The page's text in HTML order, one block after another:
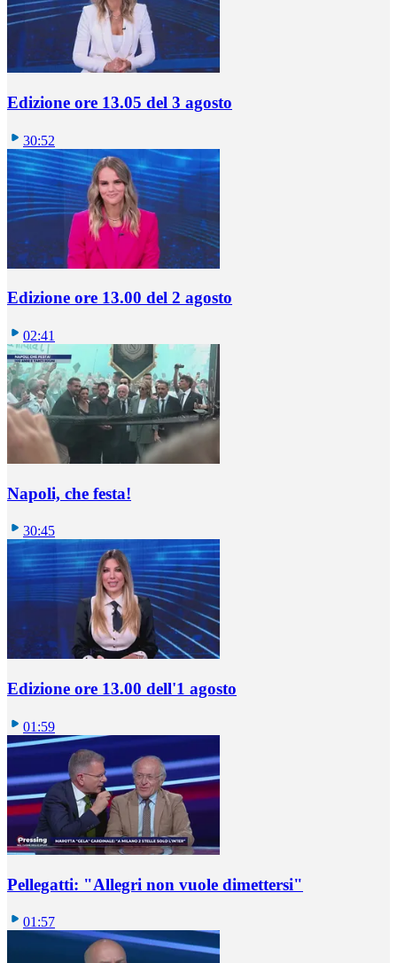
Edizione ore 13.05 del 3 agosto
30:52
Edizione ore 13.00 del 2 agosto
02:41
Napoli, che festa!
30:45
Edizione ore 13.00 dell'1 agosto
01:59
Pellegatti: "Allegri non vuole dimettersi"
01:57